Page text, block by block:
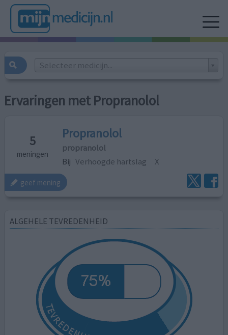
Selecteer medicijn...
Ervaringen met Propranolol
5
meningen
Propranolol
propranolol
Bij Verhoogde hartslag X
geef mening
ALGEHELE TEVREDENHEID